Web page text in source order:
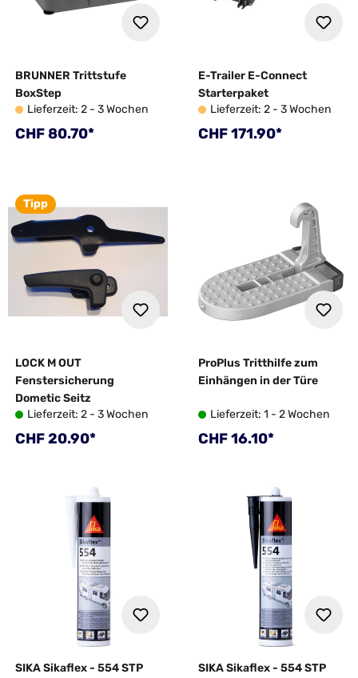
BRUNNER Trittstufe
BoxStep
Lieferzeit: 2 - 3 Wochen
Regulärer Preis:
CHF 80.70*
E-Trailer E-Connect
Starterpaket
Lieferzeit: 2 - 3 Wochen
Regulärer Preis:
CHF 171.90*
Tipp
LOCK M OUT
Fenstersicherung
Dometic Seitz
Lieferzeit: 2 - 3 Wochen
Regulärer Preis:
CHF 20.90*
ProPlus Tritthilfe zum
Einhängen in der Türe
Lieferzeit: 1 - 2 Wochen
Regulärer Preis:
CHF 16.10*
SIKA Sikaflex - 554 STP SIKA Sikaflex - 554 STP